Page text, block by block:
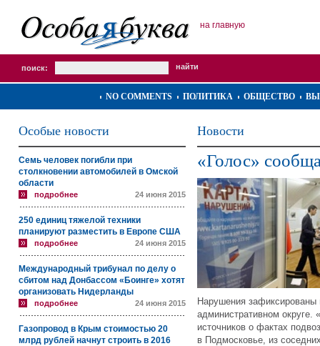
на главную
поиск:
NO COMMENTS ПОЛИТИКА ОБЩЕСТВО
Особые новости
Семь человек погибли при
столкновении автомобилей в Омской
области
подробнее 24 июня 2015
250 единиц тяжелой техники
планируют разместить в Европе США
подробнее 24 июня 2015
Международный трибунал по делу о
сбитом над Донбассом «Боинге» хотят
организовать Нидерланды
подробнее 24 июня 2015
Газопровод в Крым стоимостью 20
млрд рублей начнут строить в 2016
Новости
«Голос»
Нарушения
административном округе.
источников о фактах
в Подмосковье, из